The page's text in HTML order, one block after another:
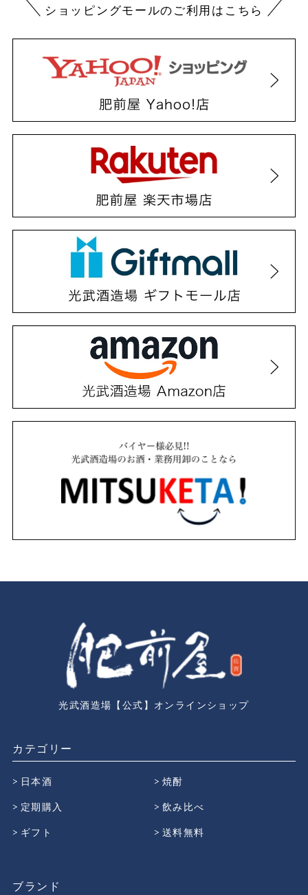
ショッピングモールのご利用はこちら
光武酒造場【公式】オンラインショップ
カテゴリー
日本酒
焼酎
定期購入
飲み比べ
ギフト
送料無料
ブランド